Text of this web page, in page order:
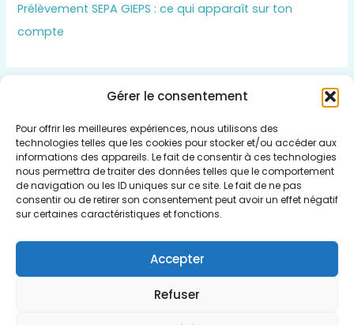
Gérer le consentement
Pour offrir les meilleures expériences, nous utilisons des
technologies telles que les cookies pour stocker et/ou accéder aux
informations des appareils. Le fait de consentir à ces technologies
nous permettra de traiter des données telles que le comportement
de navigation ou les ID uniques sur ce site. Le fait de ne pas
consentir ou de retirer son consentement peut avoir un effet négatif
sur certaines caractéristiques et fonctions.
Accepter
Refuser
Prélèvement SEPA GIEPS : ce qui apparaît sur ton
compte
Insert HTML text here.
Qui sommes nous
Mentions légales
Plan du Site